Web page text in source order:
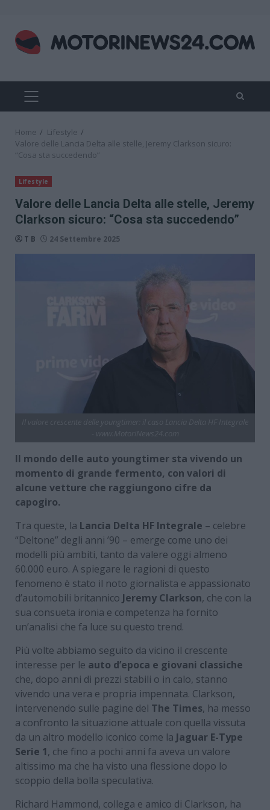
content
PRIMARY
MENU
Home
Lifestyle
Valore delle Lancia Delta alle stelle, Jeremy Clarkson sicuro:
“Cosa sta succedendo”
Lifestyle
Valore delle Lancia Delta alle stelle, Jeremy
Clarkson sicuro: “Cosa sta succedendo”
T B 24 Settembre 2025
Il mondo delle auto youngtimer sta vivendo un
momento di grande fermento, con valori di
alcune vetture che raggiungono cifre da
capogiro.
Tra queste, la Lancia Delta HF Integrale – celebre
“Deltone” degli anni ’90 – emerge come uno dei
modelli più ambiti, tanto da valere oggi almeno
60.000 euro. A spiegare le ragioni di questo
fenomeno è stato il noto giornalista e appassionato
d’automobili britannico Jeremy Clarkson, che con la
sua consueta ironia e competenza ha fornito
un’analisi che fa luce su questo trend.
Più volte abbiamo seguito da vicino il crescente
interesse per le auto d’epoca e giovani classiche
che, dopo anni di prezzi stabili o in calo, stanno
vivendo una vera e propria impennata. Clarkson,
intervenendo sulle pagine del The Times, ha messo
a confronto la situazione attuale con quella vissuta
da un altro modello iconico come la Jaguar E-Type
Serie 1, che fino a pochi anni fa aveva un valore
altissimo ma che ha visto una flessione dopo lo
scoppio della bolla speculativa.
Richard Hammond, collega e amico di Clarkson, ha